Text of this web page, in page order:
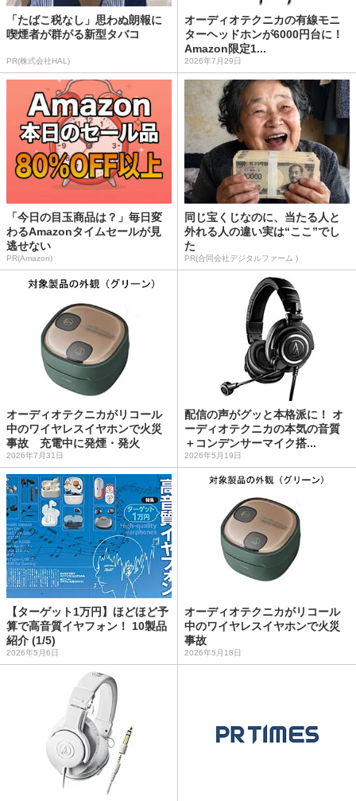
「たばこ税なし」思わぬ朗報に
喫煙者が群がる新型タバコ
PR(株式会社HAL)
オーディオテクニカの有線モニ
ターヘッドホンが6000円台に！
Amazon限定1...
2026年7月29日
「今日の目玉商品は？」毎日変
わるAmazonタイムセールが見
逃せない
PR(Amazon)
同じ宝くじなのに、当たる人と
外れる人の違い実は“ここ”でし
た
PR(合同会社デジタルファーム )
オーディオテクニカがリコール
中のワイヤレスイヤホンで火災
事故 充電中に発煙・発火
2026年7月31日
配信の声がグッと本格派に！ オ
ーディオテクニカの本気の音質
＋コンデンサーマイク搭...
2026年5月19日
【ターゲット1万円】ほどほど予
算で高音質イヤフォン！ 10製品
紹介 (1/5)
2026年5月6日
オーディオテクニカがリコール
中のワイヤレスイヤホンで火災
事故
2026年5月18日